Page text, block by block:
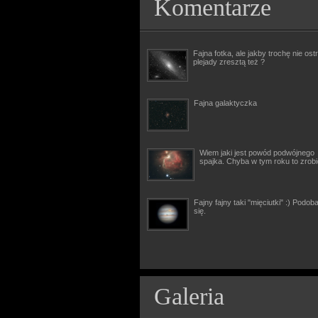
Komentarze
Fajna fotka, ale jakby trochę nie
plejady zresztą też ?
Fajna galaktyczka
Wiem jaki jest powód podwójnego
spajka. Chyba w tym roku to
Fajny fajny taki "mięciutki" :)
się.
Galeria